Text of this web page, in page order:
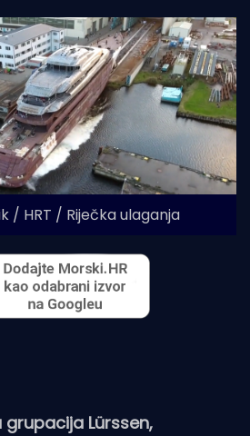
/ HRT / Riječka ulaganja
grupacija Lürssen,